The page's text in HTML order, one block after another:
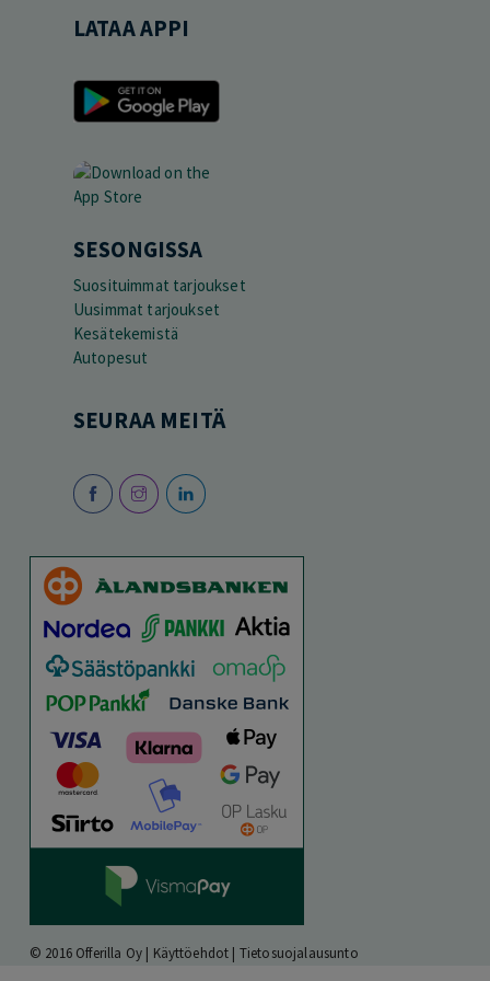
LATAA APPI
SESONGISSA
Suosituimmat tarjoukset
Uusimmat tarjoukset
Kesätekemistä
Autopesut
SEURAA MEITÄ
© 2016 Offerilla Oy | Käyttöehdot | Tietosuojalausunto